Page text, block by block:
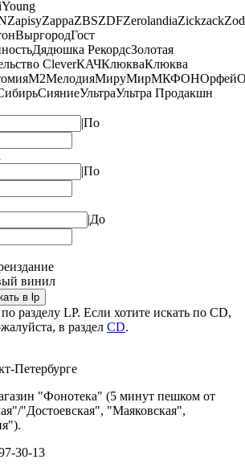
Young
ZapisyZappaZBSZDFZerolandiaZickzack
ВыргородГост
Дядюшка РекордсЗолотая
CleverКАЧКлюкваКлюква
М2МелодияМируМирМКФОНОрфей
СияниеУльтраУльтра Продакшн
|По
|По
|До
винил
в lp
разделу LP. Если хотите искать по CD,
в раздел CD.
Петербурге
"Фонотека" (5 минут пешком от
"Достоевская", "Маяковская",
30-13